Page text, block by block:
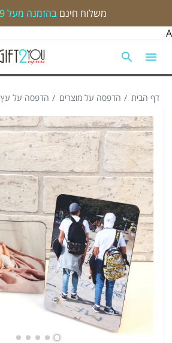
משלוח חינםבהזמנה מעל 399 ש"ח
A
דף הבית הדפסה על מוצרים הדפסה על עץ